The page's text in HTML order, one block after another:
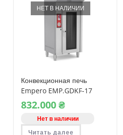
НЕТ В НАЛИЧИИ
Конвекционная печь
Empero EMP.GDKF-17
ротационная газовая
832.000₴
Нет в наличии
Читать далее